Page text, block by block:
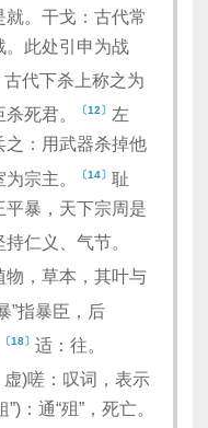
就。干戈：古代常
。此处引申为战
代下杀上称之为
死君。
〔12〕 左
之：用武器杀掉他
宗主。 〔14〕 耻
平暴，天下宗周是
持仁义、气节。
物，草本，其叶与
”指暴臣，后
〔18〕 适：往。
虚)嗟：叹词，表示
：通“殂”，死亡。